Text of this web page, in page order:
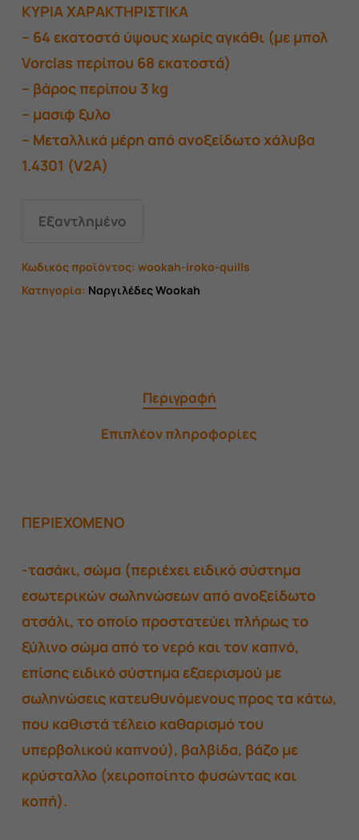
​ΚΥΡΙΑ ΧΑΡΑΚΤΗΡΙΣΤΙΚΑ
– 64 εκατοστά ύψους χωρίς αγκάθι (με μπολ
Vorclas περίπου 68 εκατοστά)
– βάρος περίπου 3 kg
– μασιφ ξυλο
– Μεταλλικά μέρη από ανοξείδωτο χάλυβα
1.4301 (V2A)
Εξαντλημένο
Κωδικός προϊόντος: wookah-iroko-quills
Κατηγορία: Ναργιλέδες Wookah
Περιγραφή
Επιπλέον πληροφορίες
ΠΕΡΙΕΧΟΜΕΝΟ
-τασάκι, σώμα (περιέχει ειδικό σύστημα
εσωτερικών σωληνώσεων από ανοξείδωτο
ατσάλι, το οποίο προστατεύει πλήρως το
ξύλινο σώμα από το νερό και τον καπνό,
επίσης ειδικό σύστημα εξαερισμού με
σωληνώσεις κατευθυνόμενους προς τα κάτω,
που καθιστά τέλειο καθαρισμό του
υπερβολικού καπνού), βαλβίδα, βάζο με
κρύσταλλο (χειροποίητο φυσώντας και
κοπή).